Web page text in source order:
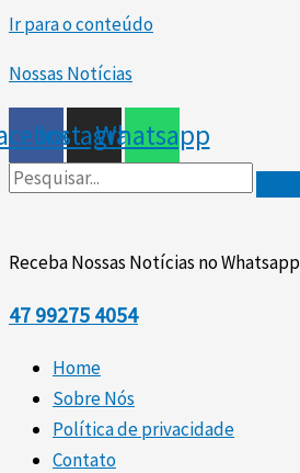
Ir para o conteúdo
Nossas Notícias
InstagramWhatsapp
Receba Nossas Notícias no Whatsapp
47 99275 4054
Home
Sobre Nós
Política de privacidade
Contato